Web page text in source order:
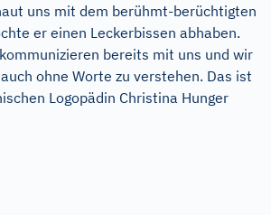
uns mit dem berühmt-berüchtigten
er einen Leckerbissen abhaben.
bereits mit uns und wir
ohne Worte zu verstehen. Das ist
Logopädin Christina Hunger